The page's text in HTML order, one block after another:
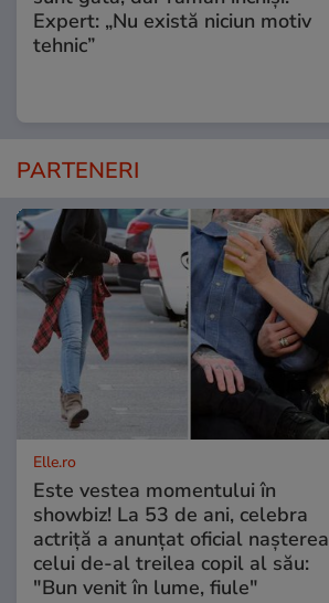
Expert: „Nu există niciun motiv
tehnic”
PARTENERI
Elle.ro
Este vestea momentului în
showbiz! La 53 de ani, celebra
actriță a anunțat oficial nașterea
celui de-al treilea copil al său:
"Bun venit în lume, fiule"